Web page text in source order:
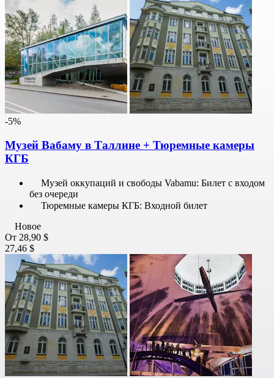
-5%
Музей Вабаму в Таллине + Тюремные камеры
КГБ
Музей оккупаций и свободы Vabamu: Билет с входом
без очереди
Тюремные камеры КГБ: Входной билет
Новое
От 28,90 $
27,46 $